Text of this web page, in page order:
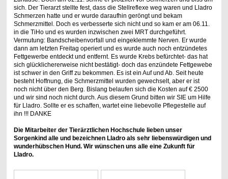
sich. Der Tierarzt stellte fest, dass die Stellreflexe weg waren und Lladro
Schmerzen hatte und er wurde daraufhin geröngt und bekam
Schmerzmittel. Doch es verbesserte sich nicht und so kam er am 06.11.
in die TiHo und es wurden inzwischen zwei MRT durchgeführt.
Vermutung: Bandscheibenvorfall und eingeklemmte Nerven. Er wurde
dann am letzten Freitag operiert und es wurde auch noch entzündetes
Fettgewerbe entdeckt und entfernt. Es wurde Krebs befürchtet- das hat
sich glücklichererweise nicht bestätigt- doch das enzündete Fettgewebe
ist schwer in den Griff zu bekommen. Es ist ein Auf und Ab. Seit heute
besteht Hoffnung, die Schmerzmittel wurden gewechselt, aber er ist
noch nicht über den Berg. Bislang belaufen sich die Kosten auf € 2500
und wir sind noch nicht durch. Aus diesem Grund bitten wir SIE um Hilfe
für Lladro. Sollte er es schaffen, wartet eine liebevolle Pflegestelle auf
ihn !!! DANKE
Die Mitarbeiter der Tierärztlichen Hochschule lieben unser
Sorgenkind alle und bezeichnen Lladro als sehr liebenswürdigen und
wunderhübschen Hund. Wir wünschen uns alle eine Zukunft für
Lladro.